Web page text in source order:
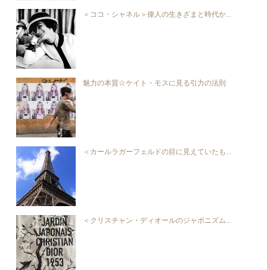
＜ココ・シャネル＞偉人の生きざまと時代か...
魅力の本質☆ケイト・モスに見る引力の法則
＜カールラガーフェルドの目に見えていたも...
＜クリスチャン・ディオールのジャポニズム...